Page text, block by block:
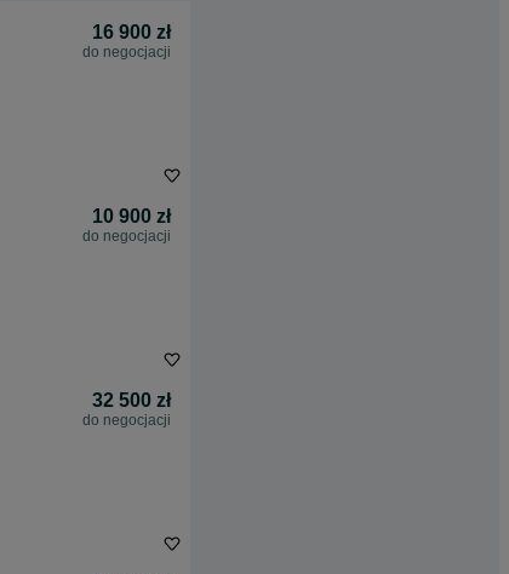
16 900 zł
do negocjacji
10 900 zł
do negocjacji
32 500 zł
do negocjacji